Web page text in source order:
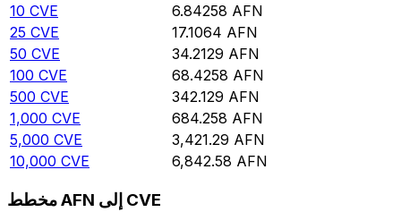
10 CVE 6.84258 AFN
25 CVE 17.1064 AFN
50 CVE 34.2129 AFN
100 CVE 68.4258 AFN
500 CVE 342.129 AFN
1,000 CVE 684.258 AFN
5,000 CVE 3,421.29 AFN
10,000 CVE 6,842.58 AFN
مخطط AFN إلى CVE